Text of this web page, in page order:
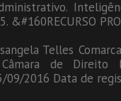
&#160RECURSO
Telles
de Direito
09/2016 Data de